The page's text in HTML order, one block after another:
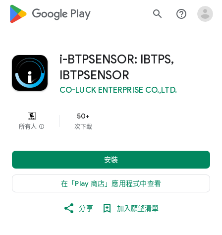
google_logo Play search help_outline
i-BTPSENSOR: IBTPS,
IBTPSENSOR
CO-LUCK ENTERPRISE CO.,LTD.
所有人 info
50+
次下載
安裝
在「Play 商店」應用程式中查看
分享 加入願望清單